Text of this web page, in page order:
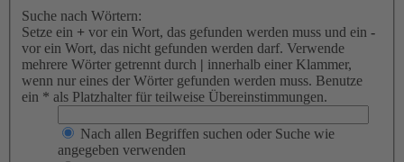
Suche nach Wörtern:
Setze ein + vor ein Wort, das gefunden werden muss und ein -
vor ein Wort, das nicht gefunden werden darf. Verwende
mehrere Wörter getrennt durch | innerhalb einer Klammer,
wenn nur eines der Wörter gefunden werden muss. Benutze
ein * als Platzhalter für teilweise Übereinstimmungen.
Nach allen Begriffen suchen oder Suche wie
angegeben verwenden